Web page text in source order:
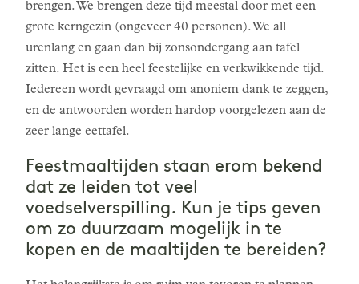
brengen. We brengen deze tijd meestal door met een
grote kerngezin (ongeveer 40 personen). We all
urenlang en gaan dan bij zonsondergang aan tafel
zitten. Het is een heel feestelijke en verkwikkende tijd.
Iedereen wordt gevraagd om anoniem dank te zeggen,
en de antwoorden worden hardop voorgelezen aan de
zeer lange eettafel.
Feestmaaltijden staan erom bekend
dat ze leiden tot veel
voedselverspilling. Kun je tips geven
om zo duurzaam mogelijk in te
kopen en de maaltijden te bereiden?